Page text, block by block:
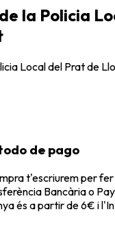
la Policia
Local del Prat de
de pago
t'escriurem per
Bancària o
és a partir de 6€ i